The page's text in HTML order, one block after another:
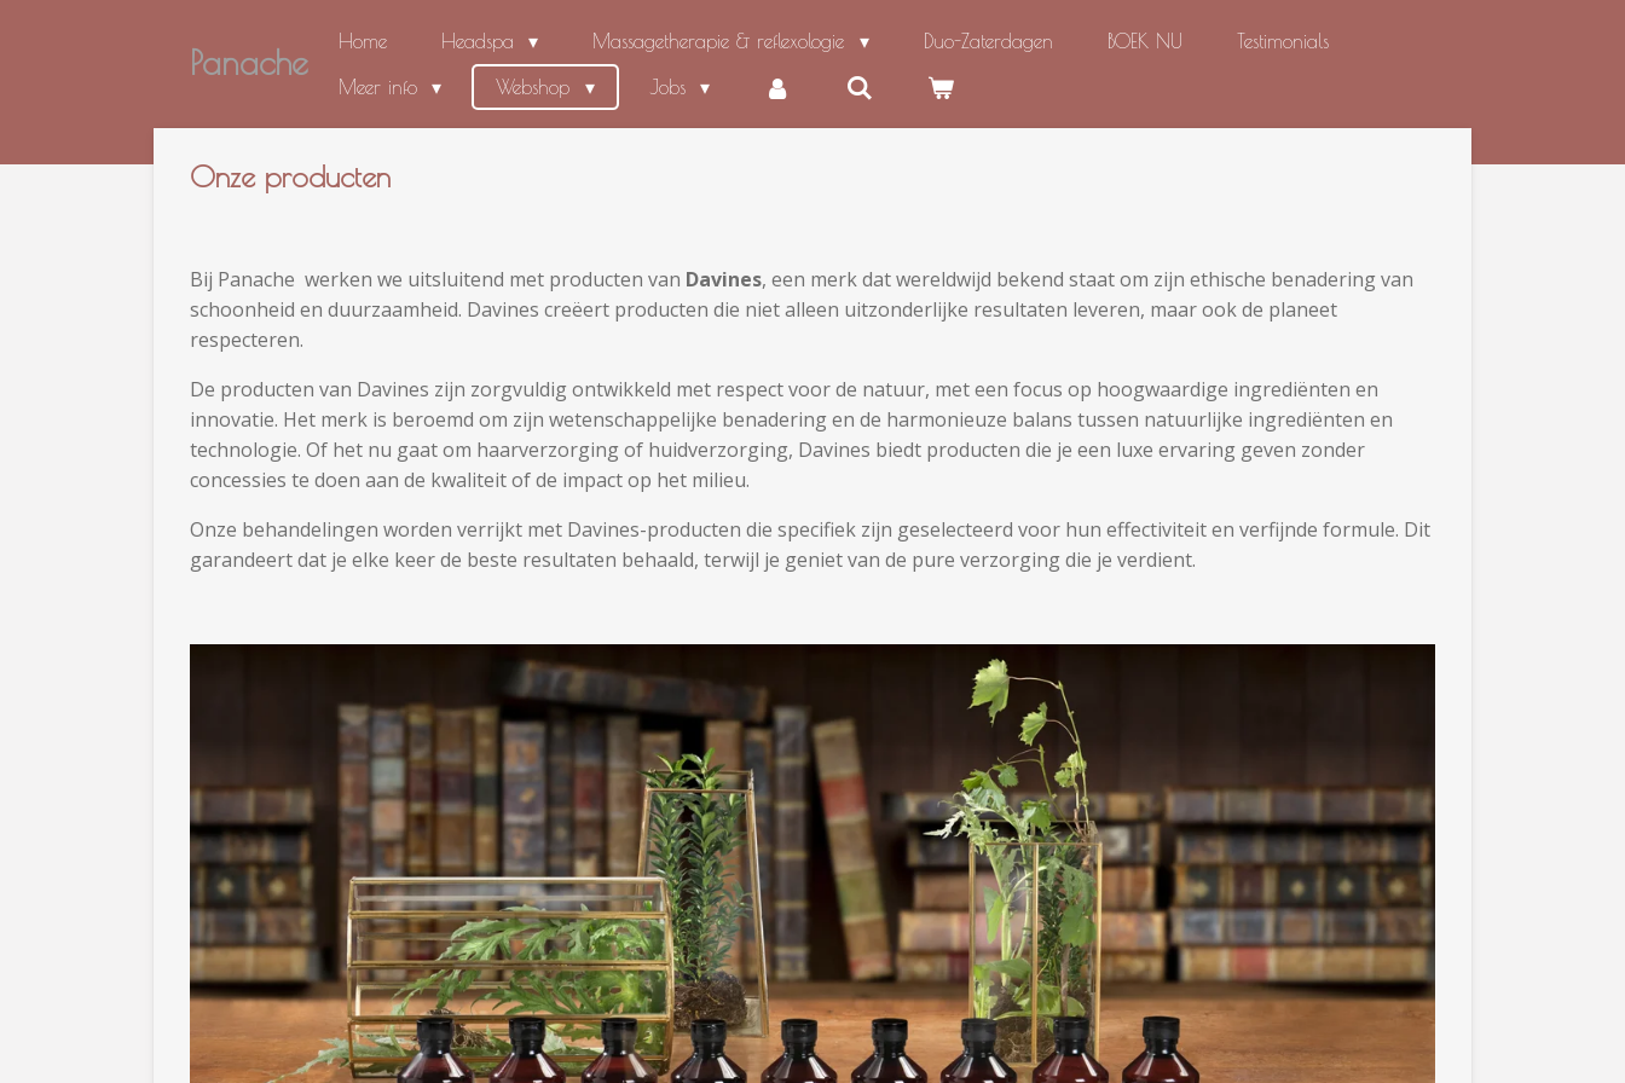
Panache
Home Headspa Massagetherapie & reflexologie Duo-Zaterdagen BOEK NU Testimonials
Meer info Webshop Jobs
Onze producten
Bij Panache werken we uitsluitend met producten van Davines, een merk dat wereldwijd bekend staat om zijn ethische benadering van
schoonheid en duurzaamheid. Davines creëert producten die niet alleen uitzonderlijke resultaten leveren, maar ook de planeet
respecteren.
De producten van Davines zijn zorgvuldig ontwikkeld met respect voor de natuur, met een focus op hoogwaardige ingrediënten en
innovatie. Het merk is beroemd om zijn wetenschappelijke benadering en de harmonieuze balans tussen natuurlijke ingrediënten en
technologie. Of het nu gaat om haarverzorging of huidverzorging, Davines biedt producten die je een luxe ervaring geven zonder
concessies te doen aan de kwaliteit of de impact op het milieu.
Onze behandelingen worden verrijkt met Davines-producten die specifiek zijn geselecteerd voor hun effectiviteit en verfijnde formule. Dit
garandeert dat je elke keer de beste resultaten behaald, terwijl je geniet van de pure verzorging die je verdient.